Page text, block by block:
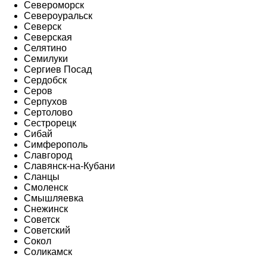
Североморск
Североуральск
Северск
Северская
Селятино
Семилуки
Сергиев Посад
Сердобск
Серов
Серпухов
Сертолово
Сестрорецк
Сибай
Симферополь
Славгород
Славянск-на-Кубани
Сланцы
Смоленск
Смышляевка
Снежинск
Советск
Советский
Сокол
Соликамск